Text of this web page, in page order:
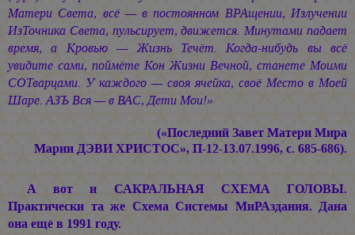
Матери Света, всё — в постоянном ВРАщении, Излучении
ИзТочника Света, пульсирует, движется. Минутами падает
время, а Кровью — Жизнь Течёт. Когда-нибудь вы всё
увидите сами, поймёте Кон Жизни Вечной, станете Моими
СОТварцами. У каждого — своя ячейка, своё Место в Моей
Шаре. АЗЪ Вся — в ВАС, Дети Мои!»
(«Последний Завет Матери Мира
Марии ДЭВИ ХРИСТОС»,П-12-13.07.1996, с. 685-686).
А вот и САКРАЛЬНАЯ СХЕМА ГОЛОВЫ.
Практически та же Схема Системы МиРАздания. Дана
она ещё в 1991 году.